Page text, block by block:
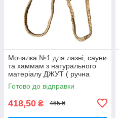
Мочалка №1 для лазні, сауни
та хаммам з натурального
матеріалу ДЖУТ ( ручна
робота )
Готово до відправки
418,50 ₴ 465 ₴